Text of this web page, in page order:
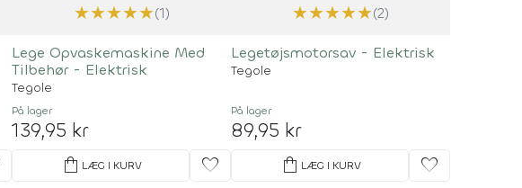
★★★★★(1)
Lege Opvaskemaskine Med
Tilbehør - Elektrisk
Tegole
På lager
139,95 kr
shopping_bag LÆG I KURV favorite
★★★★★(2)
Legetøjsmotorsav - Elektrisk
Tegole
På lager
89,95 kr
shopping_bag LÆG I KURV favorite